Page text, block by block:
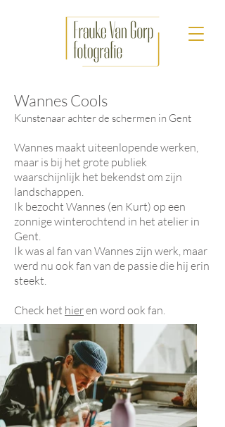
Wannes Cools
Kunstenaar achter de schermen in Gent
Wannes maakt uiteenlopende werken,
maar is bij het grote publiek
waarschijnlijk het bekendst om zijn
landschappen.
Ik bezocht Wannes (en Kurt) op een
zonnige winterochtend in het atelier in
Gent.
Ik was al fan van Wannes zijn werk, maar
werd nu ook fan van de passie die hij erin
steekt.
Check het hieren word ook fan.